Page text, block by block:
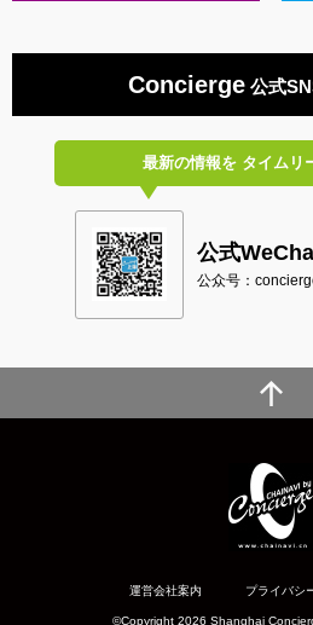
Concierge公式
最新の情報をタイムリ
公式
公众号：
運営会社案内 プライバシ
©Copyright 2026 Shanghai